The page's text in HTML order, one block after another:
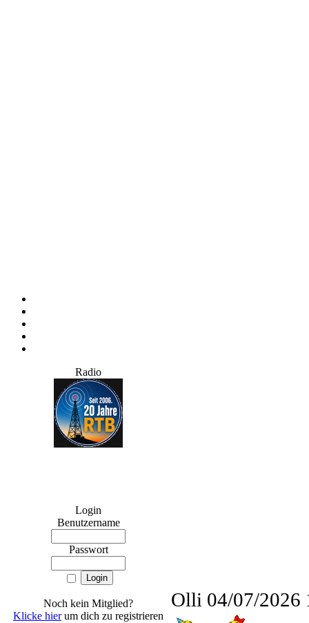
Radio
Login
Benutzername
Passwort
Noch kein Mitglied?
Klicke hierum dich zu registrieren
Olli 04/07/2026